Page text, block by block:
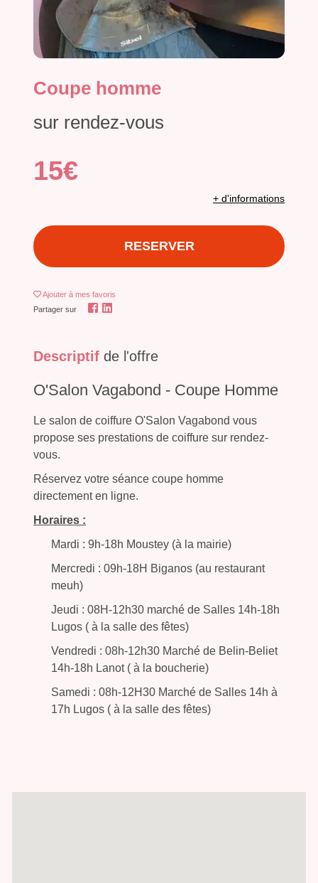
Coupe homme
sur rendez-vous
15€
+ d'informations
RESERVER
Ajouter à mes favoris
Partager sur
Descriptif de l'offre
O'Salon Vagabond - Coupe Homme
Le salon de coiffure O'Salon Vagabond vous
propose ses prestations de coiffure sur rendez-
vous.
Réservez votre séance coupe homme
directement en ligne.
Horaires :
Mardi : 9h-18h Moustey (à la mairie)
Mercredi : 09h-18H Biganos (au restaurant
meuh)
Jeudi : 08H-12h30 marché de Salles 14h-18h
Lugos ( à la salle des fêtes)
Vendredi : 08h-12h30 Marché de Belin-Beliet
14h-18h Lanot ( à la boucherie)
Samedi : 08h-12H30 Marché de Salles 14h à
17h Lugos ( à la salle des fêtes)